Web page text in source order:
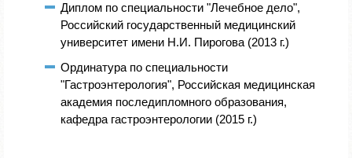
Диплом по специальности "Лечебное дело",
Российский государственный медицинский
университет имени Н.И. Пирогова (2013 г.)
Ординатура по специальности
"Гастроэнтерология", Российская медицинская
академия последипломного образования,
кафедра гастроэнтерологии (2015 г.)